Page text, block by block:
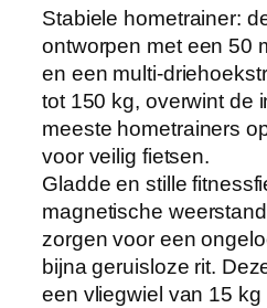
Stabiele hometrainer:
ontworpen met een 50
en een multi-
tot 150 kg, overwint de
meeste hometrainers
voor veilig fietsen.
Gladde en stille
magnetische
zorgen voor een
bijna geruisloze rit.
een vliegwiel van 15